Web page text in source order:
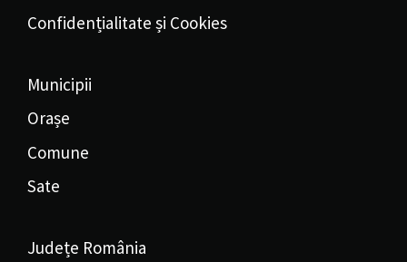
Confidențialitate și Cookies
Municipii
Orașe
Comune
Sate
Județe România